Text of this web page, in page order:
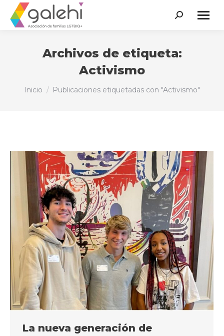
Buscar:
Archivos de etiqueta:
Activismo
Estás aquí:
Inicio Publicaciones etiquetadas con "Activismo"
La nueva generación de